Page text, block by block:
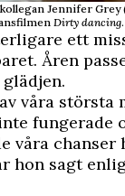
Jennifer Grey
Dirty dancing.
ett
Åren
våra största
fungerade
våra chanser
hon sagt